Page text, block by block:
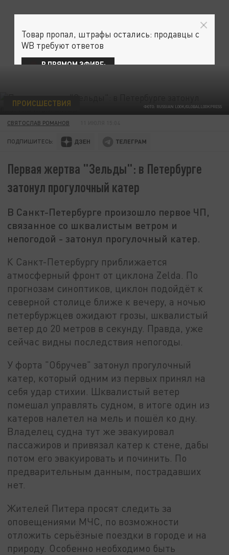
ФОТО: RUSSIAN LOOK/GLOBALLOOKPRESS
ПРОИСШЕСТВИЯ
СВЯТОСЛАВ РОМАНОВ
ПОДПИШИТЕСЬ:
Первая жертва "Зельды": в Петербурге
затонул прогулочный катер
В Санкт-Петербурге произошло первое ЧП,
связанное со шквалистым ветром и
непогодой - затонул прогулочный катер.
К Санкт-Петербургу приближается
атмосферный фронт от циклона Zelda. По
прогнозам синоптиков, циклон подойдёт к
северной столице ближе к вечеру, а ночью
петербуржцев ожидают грозы, шквалистый
ветер до 20 метров в секунду. Правда, уже
сейчас видны последствия непогоды.
У форта "Обручев" затонул прогулочный
катер, который одним из первых принял на
себя удар стихии. Шквалистый ветер
помешал управлять судном, в итоге один из
катеров налетел на мель и пошёл ко дну.
Владелец судна тут же эвакуировал
пассажиров и привязал катер к стене, дабы
потом его эвакуировать и починить. По
предварительным данным, пострадавших
нет.
Жителей Питера просят следить за
оповещениями МЧС, по возможности
отложить серьёзные поездки в городе и на
природу. Особенно необходимо быть
Товар пропал, штрафы остались: продавцы с
WB требуют ответов
В ПРЯМОМ ЭФИРЕ: